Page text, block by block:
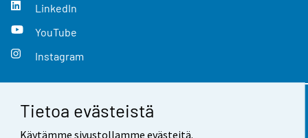
Tietoa evästeistä
Käytämme sivustollamme evästeitä.
LinkedIn
YouTube
Instagram
Yhteystiedot